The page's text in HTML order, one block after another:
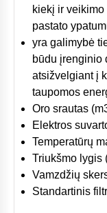
kiekį ir
pastato
yra galimybė
būdu įrenginio
atsižvelgiant į
taupomos
Oro srautas
Elektros
Temperatūrų
Triukšmo lygis
Vamzdžių
Standartinis